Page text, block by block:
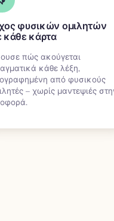
φυσικών ομιλητών
κάθε κάρτα
πώς ακούγεται
κάθε λέξη,
από φυσικούς
– χωρίς μαντεψιές